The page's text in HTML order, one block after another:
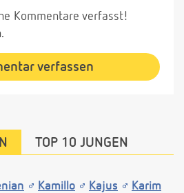
Kommentare verfasst!
verfassen
TOP 10 JUNGEN
Kamillo Kajus
Karim